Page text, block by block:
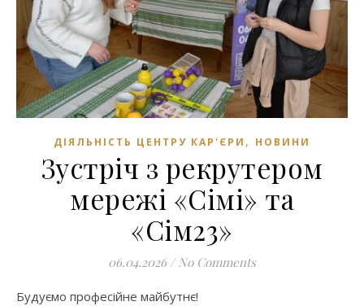
ДІЯЛЬНІСТЬ ЦЕНТРУ КАР'ЄРИ , НОВИНИ
Зустріч з рекрутером
мережі «Сімі» та
«Сім23»
06.04.2026 / No Comments
Будуємо професійне майбутнє!